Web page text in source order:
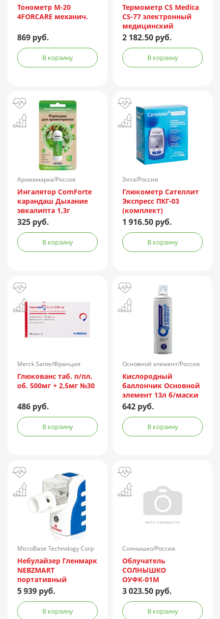
Instrument/Китай
Тонометр М-20
4FORCARE механич.
869 руб.
В корзину
Термометр CS Medica
CS-77 электронный
медицинский
инфракрасный
2 182.50 руб.
В корзину
Аромамарка/Россия
Ингалятор ComForte
карандаш Дыхание
эвкалипта 1,3г
325 руб.
В корзину
Элта/Россия
Глюкометр Сателлит
Экспресс ПКГ-03
(комплект)
1 916.50 руб.
В корзину
Merck Sante/Франция
Глюкованс таб. п/пл.
об. 500мг + 2,5мг №30
486 руб.
В корзину
Основной элемент/Россия
Кислородный
баллончик Основной
элемент 13л б/маски
642 руб.
В корзину
MicroBase Technology Corp
Небулайзер Гленмарк
NEBZMART
портативный
MBPN002
5 939 руб.
В корзину
Солнышко/Россия
Облучатель
СОЛНЫШКО
ОУФК-01М
3 023.50 руб.
В корзину